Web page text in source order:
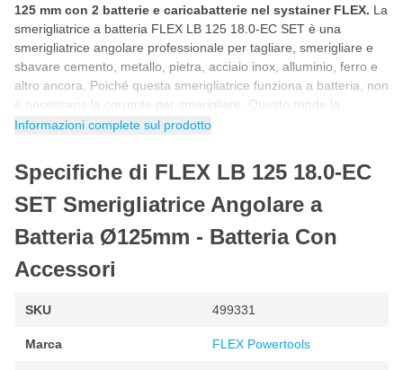
125 mm con 2 batterie e caricabatterie nel systainer FLEX. La
smerigliatrice a batteria FLEX LB 125 18.0-EC SET è una
smerigliatrice angolare professionale per tagliare, smerigliare e
sbavare cemento, metallo, pietra, acciaio inox, alluminio, ferro e
altro ancora. Poiché questa smerigliatrice funziona a batteria, non
è necessaria la corrente per smerigliare. Questo rende la
smerigliatrice angolare a batteria da 125 mm mobile e utilizzabile
Smerigliatrice a batteria
Lasmerigliatrice a batteria FLEX LB 125 18.0 funziona a
batteria perché la smerigliatrice angolare funziona con una
potente batteria da 18 Volt. Questa smerigliatrice a batteria è
conseguenza, la smerigliatrice angolare a batteria può essere
caricabatterie rapido, l'altra batteria è carica mentre si lavora con
Informazioni complete sul prodotto
Specifiche di FLEX LB 125 18.0-EC
SET Smerigliatrice Angolare a
Batteria Ø125mm - Batteria Con
Accessori
SKU 499331
Marca FLEX Powertools